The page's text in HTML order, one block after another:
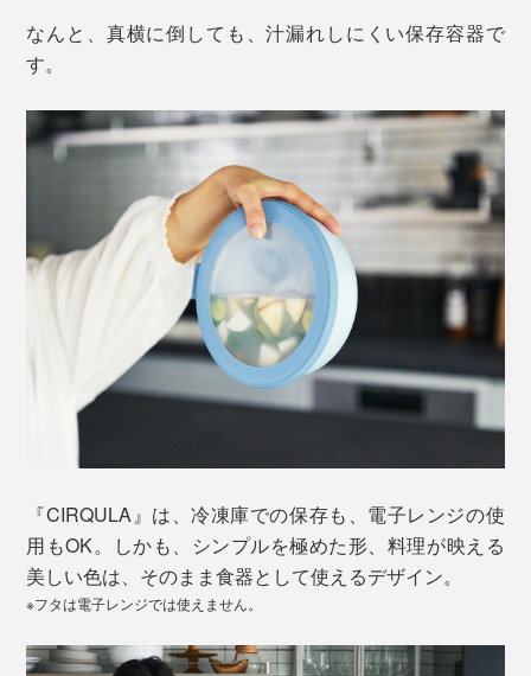
なんと、真横に倒しても、汁漏れしにくい保存容器で
す。
『CIRQULA』は、冷凍庫での保存も、電子レンジの使
用もOK。しかも、シンプルを極めた形、料理が映える
美しい色は、そのまま食器として使えるデザイン。
※フタは電子レンジでは使えません。